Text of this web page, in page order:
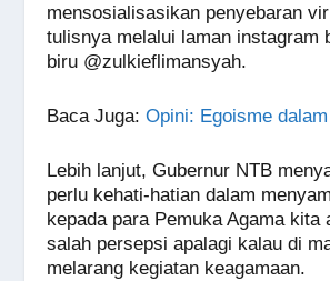
mensosialisasikan penyebaran
tulisnya melalui laman instagram
biru @zulkieflimansyah.
Baca Juga:Opini: Egoisme
Lebih lanjut, Gubernur NTB
perlu kehati-hatian dalam
kepada para Pemuka Agama kita
salah persepsi apalagi kalau di
melarang kegiatan keagamaan.